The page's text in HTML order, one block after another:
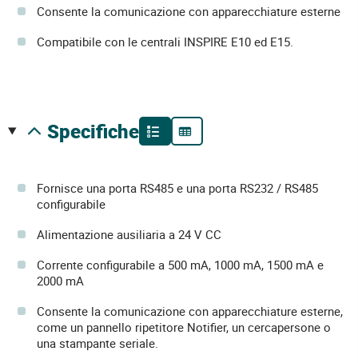
Consente la comunicazione con apparecchiature esterne
Compatibile con le centrali INSPIRE E10 ed E15.
specifiche
Fornisce una porta RS485 e una porta RS232 / RS485
configurabile
Alimentazione ausiliaria a 24 V CC
Corrente configurabile a 500 mA, 1000 mA, 1500 mA e
2000 mA
Consente la comunicazione con apparecchiature esterne,
come un pannello ripetitore Notifier, un cercapersone o
una stampante seriale.